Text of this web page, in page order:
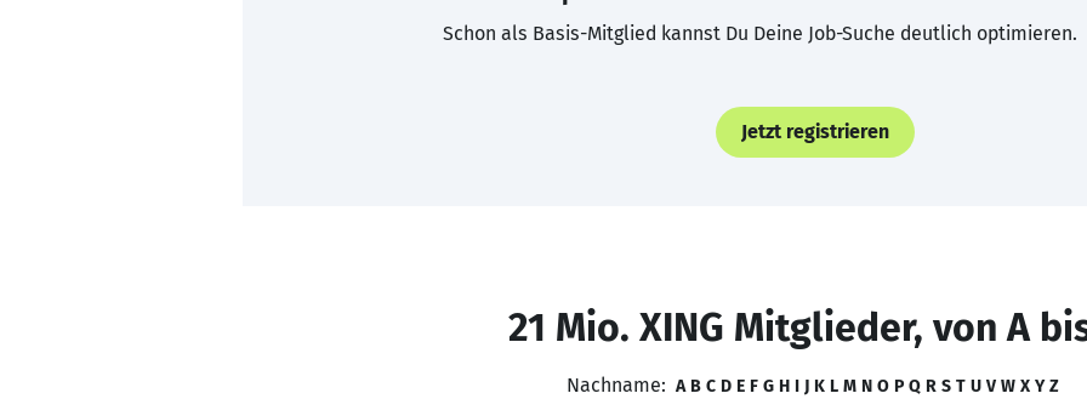
Schon als Basis-Mitglied kannst Du Deine Job-Suche deutlich optimieren.
Jetzt registrieren
21 Mio. XING Mitglieder, von A
Nachname: A B C D E F G H I J K L M N O P Q R S T U V W X Y Z